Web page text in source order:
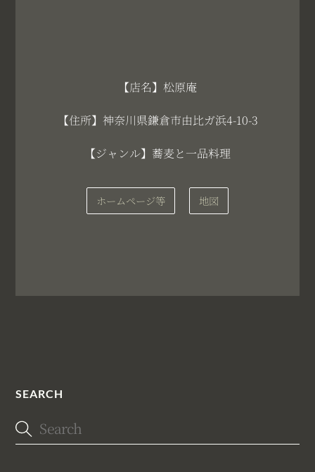
【店名】松原庵
【住所】神奈川県鎌倉市由比ガ浜4-10-3
【ジャンル】蕎麦と一品料理
ホームページ等 地図
SEARCH